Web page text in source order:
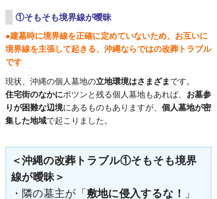
①そもそも境界線が曖昧
●建墓時に境界線を正確に定めていないため、お互いに
境界線を主張して起きる、沖縄ならではの改葬トラブル
です
現状、沖縄の個人墓地の立地環境はさまざま です。
住宅街のなかにポツンと残る個人墓地もあれば、 お墓参
りが困難な辺境にあるものもありますが、個人墓地が密
集した地域で起こりました。
＜沖縄の改葬トラブル①そもそも境界
線が曖昧＞
・隣の墓主が「 敷地に侵入するな！
」